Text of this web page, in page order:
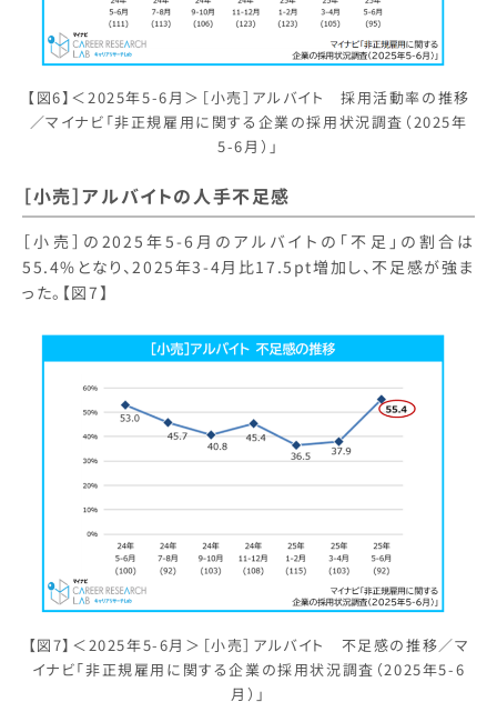
【図6】＜2025年5-6月＞［小売］アルバイト 採用活動率の推移
／マイナビ「非正規雇用に関する企業の採用状況調査（2025年
5-6月）」
［小売］アルバイトの人手不足感
［小売］の2025年5-6月のアルバイトの「不足」の割合は
55.4%となり、2025年3-4月比17.5pt増加し、不足感が強ま
った。【図7】
【図7】＜2025年5-6月＞［小売］アルバイト 不足感の推移／マ
イナビ「非正規雇用に関する企業の採用状況調査（2025年5-6
月）」